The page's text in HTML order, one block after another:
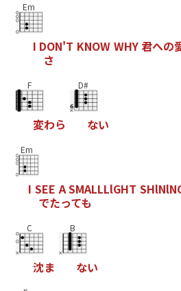
Em
I DON'T KNOW WHY 君への
さ
F
変わら
D#
ない
Em
I SEE ASMALLLlGHT SHlNlN
でたっても
C
沈ま
B
ない